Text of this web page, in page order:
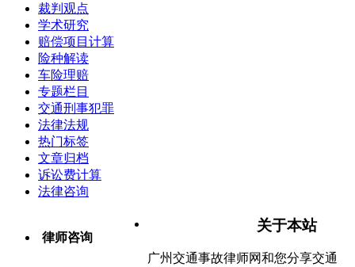
裁判观点
学术研究
赔偿项目计算
险种解读
车险理赔
专题栏目
交通刑事犯罪
法律法规
热门标签
文章归档
诉讼费计算
法律咨询
律师咨询
关于本站
广州交通事故律师网和您分享交通